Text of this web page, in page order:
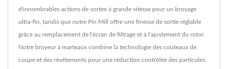
d'innombrables actions de vortex à grande vitesse pour un broyage
ultra-fin, tandis que notre Pin Mill offre une finesse de sortie réglable
grâce au remplacement de l'écran de filtrage et à l'ajustement du rotor.
Notre broyeur à marteaux combine la technologie des couteaux de
coupe et des revêtements pour une réduction contrôlée des particules.